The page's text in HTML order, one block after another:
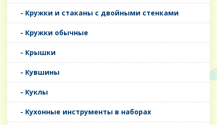
- Кружки и стаканы с двойными стенками
- Кружки обычные
- Крышки
- Кувшины
- Куклы
- Кухонные инструменты в наборах